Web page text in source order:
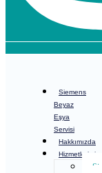
Siemens
Beyaz
Eşya
Servisi
Hakkımızda
Hizmetlerimiz